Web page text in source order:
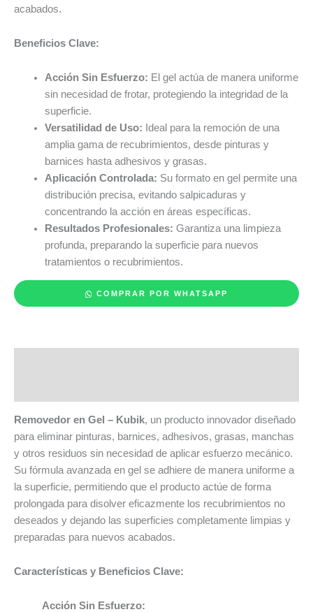
acabados.
Beneficios Clave:
Acción Sin Esfuerzo: El gel actúa de manera uniforme
sin necesidad de frotar, protegiendo la integridad de la
superficie.
Versatilidad de Uso: Ideal para la remoción de una
amplia gama de recubrimientos, desde pinturas y
barnices hasta adhesivos y grasas.
Aplicación Controlada: Su formato en gel permite una
distribución precisa, evitando salpicaduras y
concentrando la acción en áreas específicas.
Resultados Profesionales: Garantiza una limpieza
profunda, preparando la superficie para nuevos
tratamientos o recubrimientos.
COMPRAR POR WHATSAPP
Removedor en Gel – Kubik, un producto innovador diseñado
para eliminar pinturas, barnices, adhesivos, grasas, manchas
y otros residuos sin necesidad de aplicar esfuerzo mecánico.
Su fórmula avanzada en gel se adhiere de manera uniforme a
la superficie, permitiendo que el producto actúe de forma
prolongada para disolver eficazmente los recubrimientos no
deseados y dejando las superficies completamente limpias y
preparadas para nuevos acabados.
Características y Beneficios Clave:
Acción Sin Esfuerzo: